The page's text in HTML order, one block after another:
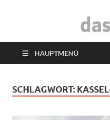
das
HAUPTMENÜ
SCHLAGWORT: